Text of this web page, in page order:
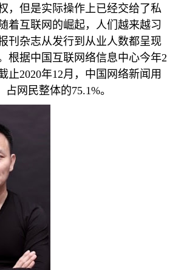
，但是实际操作上已经交给了私
着互联网的崛起，人们越来越习
刊杂志从发行到从业人数都呈现
根据中国互联网络信息中心今年2
止2020年12月，中国网络新闻用
占网民整体的75.1%。